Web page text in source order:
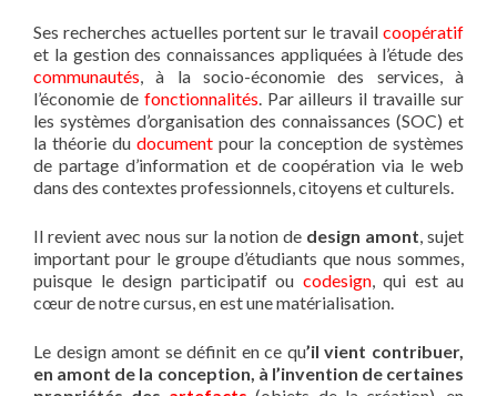
Ses recherches actuelles portent sur le travail coopératif
et la gestion des connaissances appliquées à l’étude des
communautés, à la socio-économie des services, à
l’économie de fonctionnalités. Par ailleurs il travaille sur
les systèmes d’organisation des connaissances (SOC) et
la théorie du documentpour la conception de systèmes
de partage d’information et de coopération via le web
dans des contextes professionnels, citoyens et culturels.
Il revient avec nous sur la notion de design amont, sujet
important pour le groupe d’étudiants que nous sommes,
puisque le design participatif ou codesign, qui est au
cœur de notre cursus, en est une matérialisation.
Le design amont se définit en ce qu’il vient contribuer,
en amont de la conception, à l’invention de certaines